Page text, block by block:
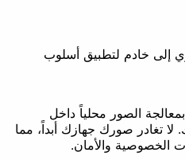
خادم لتطبيق أسلوب
الصور محلياً داخل
تغادر صورك جهازك أبداً، مما
والأمان.